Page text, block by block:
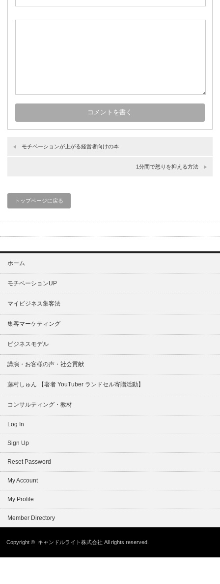
モチベーションが上がる経営者向けの本
1分間で怒りを抑える方法
トップページに戻る
ホーム
モチベーションUP
マイビジネス集客法
集客マーケティング
ビジネスモデル
講演・お客様の声・社会貢献
藤村しゅん 【著者 YouTuber ランドセル寄贈活動】
コンサルティング・教材
Log In
Sign Up
Reset Password
My Account
My Profile
Member Directory
Copyright © キャンドルライト株式会社 All rights reserved.